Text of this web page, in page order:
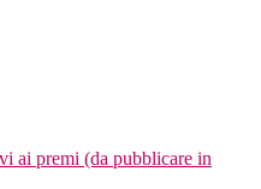
ai premi (da pubblicare in